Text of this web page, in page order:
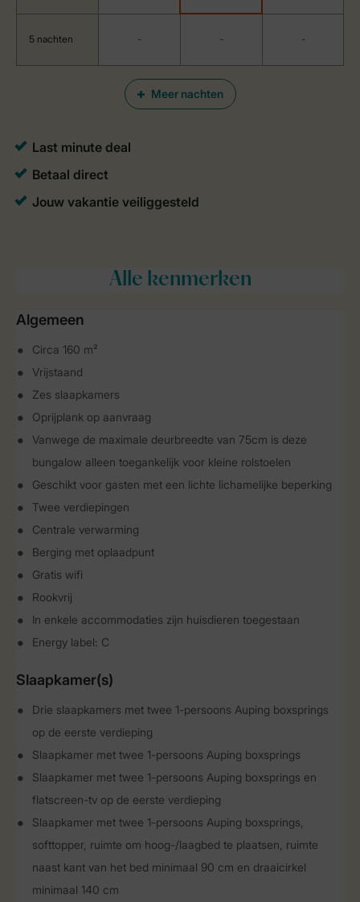
Meer nachten
5 nachten - - -
Alle kenmerken
Algemeen
Circa 160 m²
Vrijstaand
Zes slaapkamers
Oprijplank op aanvraag
Vanwege de maximale deurbreedte van 75cm is deze
bungalow alleen toegankelijk voor kleine rolstoelen
Geschikt voor gasten met een lichte lichamelijke beperking
Twee verdiepingen
Centrale verwarming
Berging met oplaadpunt
Gratis wifi
Rookvrij
In enkele accommodaties zijn huisdieren toegestaan
Energy label: C
Slaapkamer(s)
Drie slaapkamers met twee 1-persoons Auping boxsprings
op de eerste verdieping
Slaapkamer met twee 1-persoons Auping boxsprings
Slaapkamer met twee 1-persoons Auping boxsprings en
flatscreen-tv op de eerste verdieping
Slaapkamer met twee 1-persoons Auping boxsprings,
softtopper, ruimte om hoog-/laagbed te plaatsen, ruimte
naast kant van het bed minimaal 90 cm en draaicirkel
minimaal 140 cm